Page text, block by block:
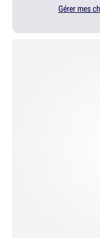
Gérer mes